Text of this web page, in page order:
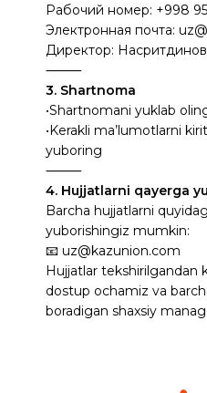
Рабочий номер: ‪+998
Электронная почта:
Директор:
⸻
3. Shartnoma
•Shartnomani yuklab
•Kerakli ma’lumotlarni
yuboring
⸻
4. Hujjatlarni qayerga
Barcha hujjatlarni
yuborishingiz mumkin:
📧 uz@kazunion.com
Hujjatlar tekshirilgandan
dostup ochamiz va
boradigan shaxsiy